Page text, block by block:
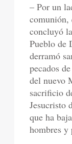
– Por un
comunión,
concluyó
Pueblo de
derramó
pecados
del nuevo
sacrificio
Jesucristo
que ha
hombres y